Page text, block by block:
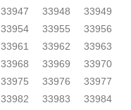
33947 33948
33949
33954 33955
33956
33961 33962
33963
33968 33969
33970
33975 33976
33977
33982 33983
33984